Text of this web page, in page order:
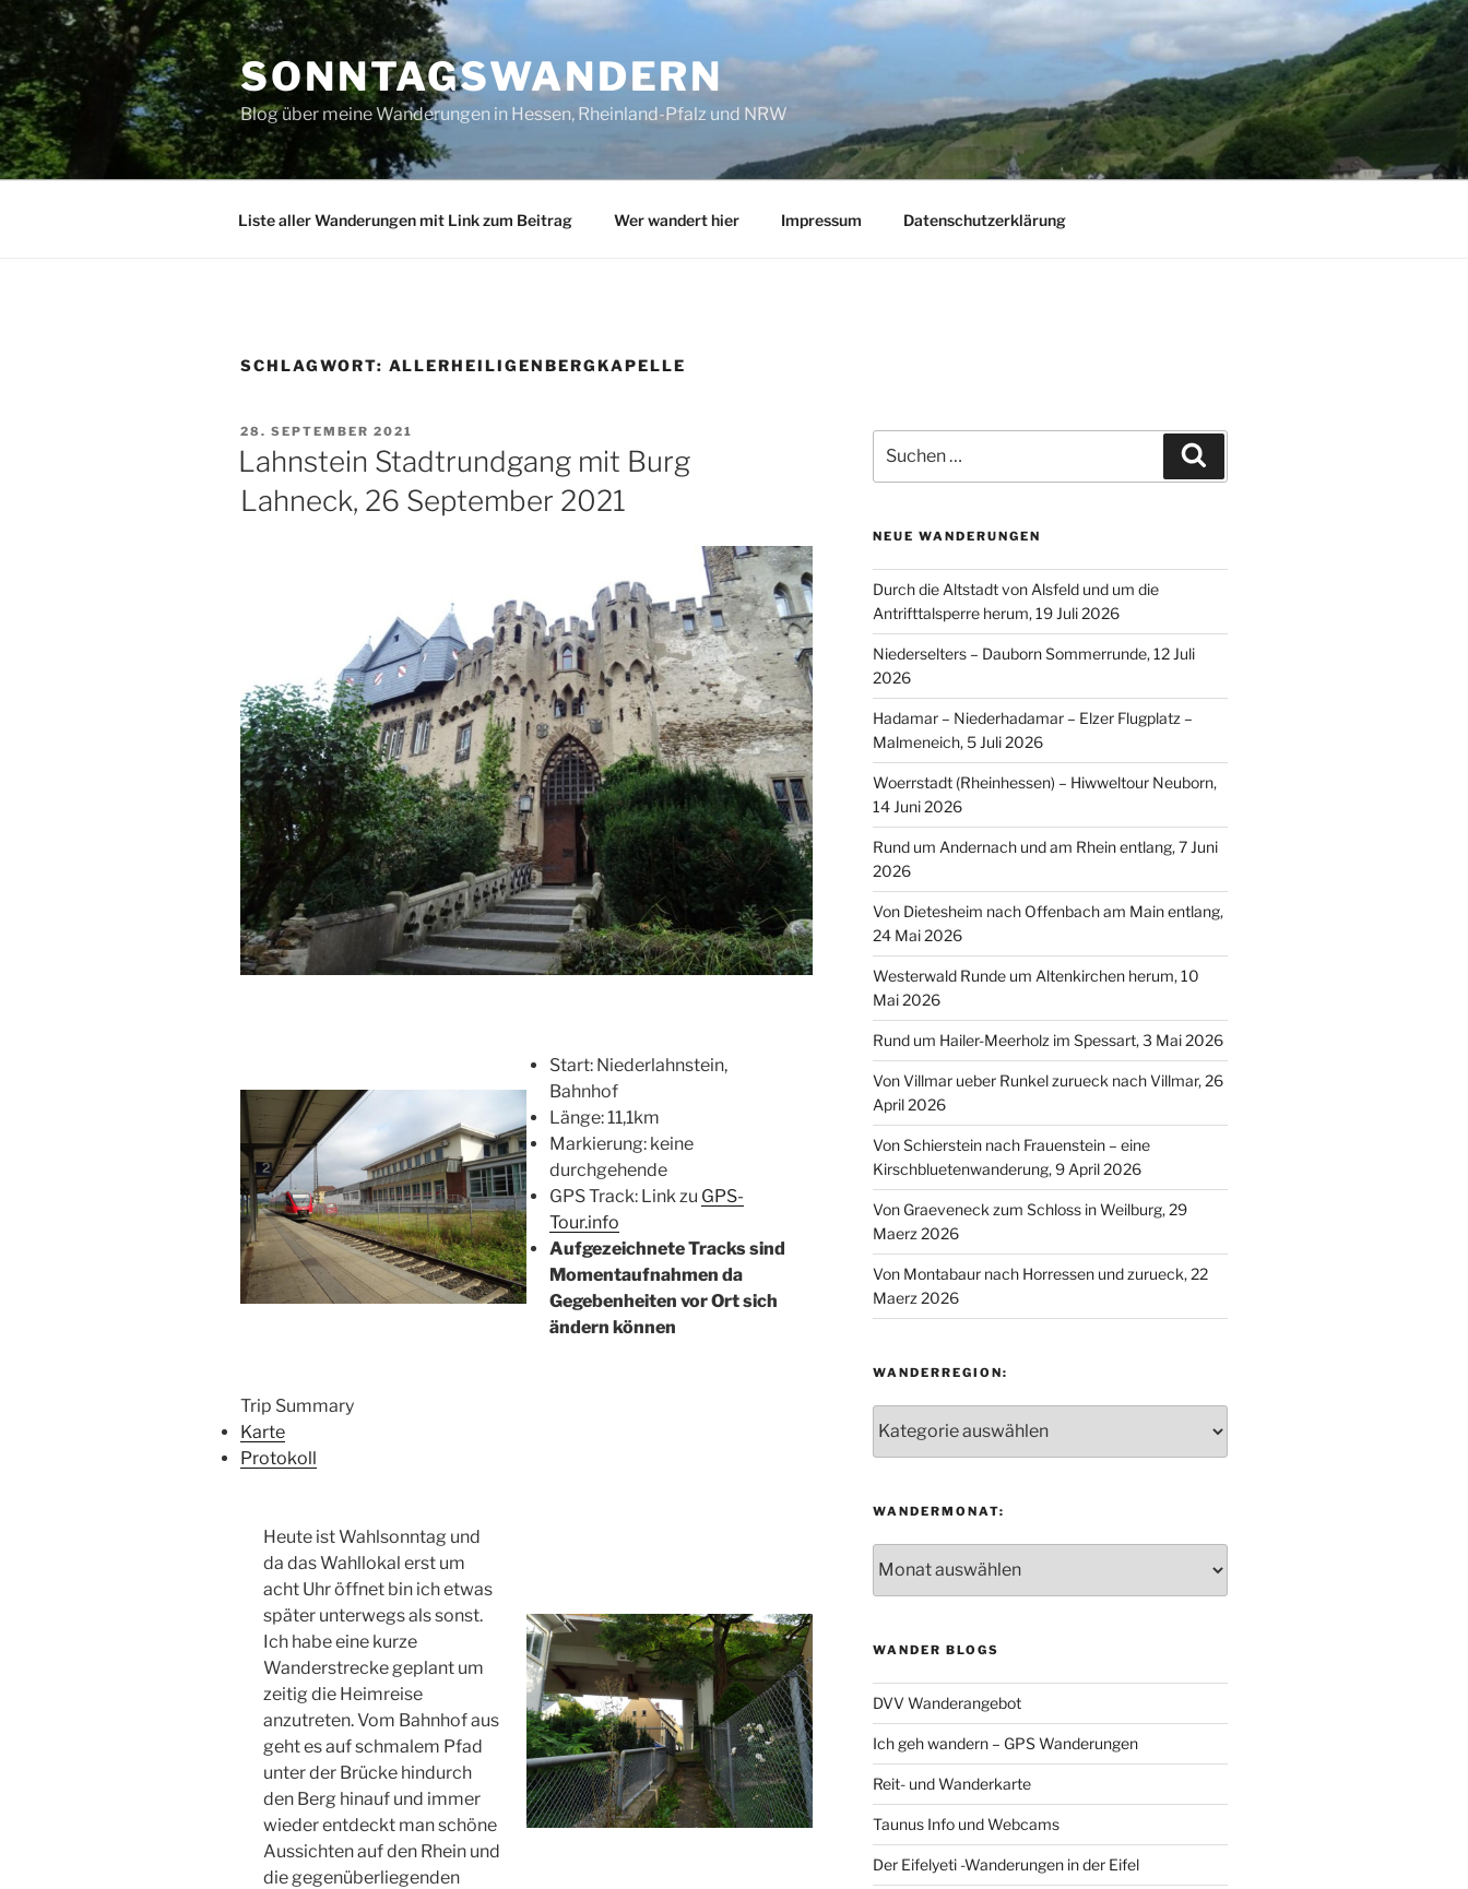
Zum
Inhalt
springen
SONNTAGSWANDERN
Blog über meine Wanderungen in Hessen, Rheinland-Pfalz und NRW
Liste aller Wanderungen mit Link zum Beitrag Wer wandert hier Impressum Datenschutzerklärung
SCHLAGWORT: ALLERHEILIGENBERGKAPELLE
VERÖFFENTLICHT
AM
28. SEPTEMBER 2021
Lahnstein Stadtrundgang mit Burg
Lahneck, 26 September 2021
Start: Niederlahnstein,
Bahnhof
Länge: 11,1km
Markierung: keine
durchgehende
GPS Track: Link zu GPS-
Tour.info
Aufgezeichnete Tracks sind
Momentaufnahmen da
Gegebenheiten vor Ort sich
ändern können
Trip Summary
Karte
Protokoll
Heute ist Wahlsonntag und
da das Wahllokal erst um
acht Uhr öffnet bin ich etwas
später unterwegs als sonst.
Ich habe eine kurze
Wanderstrecke geplant um
zeitig die Heimreise
anzutreten. Vom Bahnhof aus
geht es auf schmalem Pfad
unter der Brücke hindurch
den Berg hinauf und immer
wieder entdeckt man schöne
Aussichten auf den Rhein und
die gegenüberliegenden
nach:
NEUE WANDERUNGEN
Durch die Altstadt von Alsfeld und um die
Antrifttalsperre herum, 19 Juli 2026
Niederselters – Dauborn Sommerrunde, 12 Juli
2026
Hadamar – Niederhadamar – Elzer Flugplatz –
Malmeneich, 5 Juli 2026
Woerrstadt (Rheinhessen) – Hiwweltour Neuborn,
14 Juni 2026
Rund um Andernach und am Rhein entlang, 7 Juni
2026
Von Dietesheim nach Offenbach am Main entlang,
24 Mai 2026
Westerwald Runde um Altenkirchen herum, 10
Mai 2026
Rund um Hailer-Meerholz im Spessart, 3 Mai 2026
Von Villmar ueber Runkel zurueck nach Villmar, 26
April 2026
Von Schierstein nach Frauenstein – eine
Kirschbluetenwanderung, 9 April 2026
Von Graeveneck zum Schloss in Weilburg, 29
Maerz 2026
Von Montabaur nach Horressen und zurueck, 22
Maerz 2026
WANDERREGION:
WANDERMONAT:
WANDER BLOGS
DVV Wanderangebot
Ich geh wandern – GPS Wanderungen
Reit- und Wanderkarte
Taunus Info und Webcams
Der Eifelyeti -Wanderungen in der Eifel